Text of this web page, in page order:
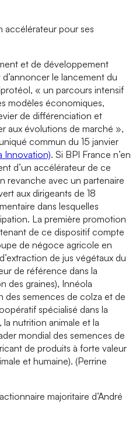
accélérateur pour ses
et de développement
le lancement du
« un parcours intensif
modèles économiques,
de différenciation et
aux évolutions de marché »,
commun du 15 janvier
Innovation). Si BPI France n’en
d’un accélérateur de ce
revanche avec un partenaire
aux dirigeants de 18
dans lesquelles
La première promotion
de ce dispositif compte
de négoce agricole en
de jus végétaux du
de référence dans la
des graines), Innéola
des semences de colza et de
spécialisé dans la
nutrition animale et la
mondial des semences de
de produits à forte valeur
et humaine). (Perrine
majoritaire d’André